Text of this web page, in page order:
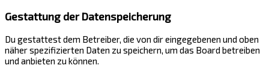
Gestattung der Datenspeicherung
Du gestattest dem Betreiber, die von dir eingegebenen und oben
näher spezifizierten Daten zu speichern, um das Board betreiben
und anbieten zu können.